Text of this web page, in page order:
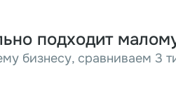
подходит
бизнесу, сравниваем 3